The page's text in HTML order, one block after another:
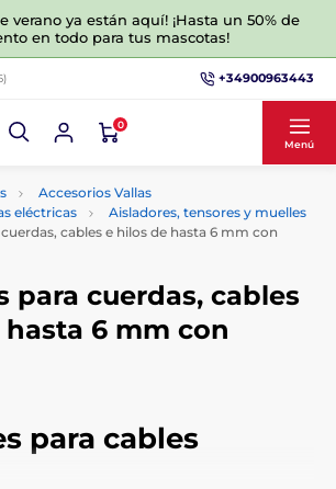
verano ya están aquí! ¡Hasta un 50% de
en todo para tus mascotas!
+34900963443
0
Menú
Accesorios Vallas
eléctricas
Aisladores, tensores y muelles
cables e hilos de hasta 6 mm con
para cuerdas, cables
6 mm con
para cables